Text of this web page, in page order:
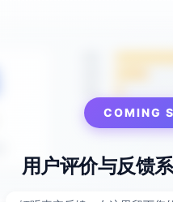
COMING
用户评价与反馈